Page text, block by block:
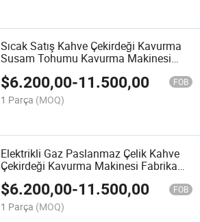
Sıcak Satış Kahve Çekirdeği Kavurma
Susam Tohumu Kavurma Makinesi
$6.200,00-11.500,00 FOB
1 Parça (MOQ)
Elektrikli Gaz Paslanmaz Çelik Kahve
Çekirdeği Kavurma Makinesi Fabrika
için
$6.200,00-11.500,00 FOB
1 Parça (MOQ)